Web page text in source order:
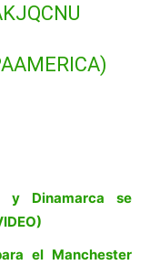
y Dinamarca se
el Manchester